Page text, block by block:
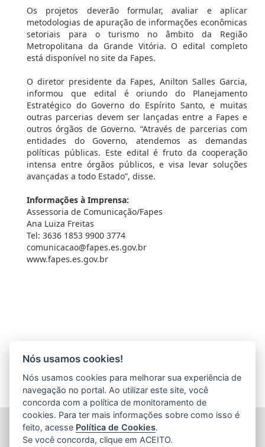
Os projetos deverão formular, avaliar e aplicar
metodologias de apuração de informações econômicas
setoriais para o turismo no âmbito da Região
Metropolitana da Grande Vitória. O edital completo
está disponível no site da Fapes.
O diretor presidente da Fapes, Anilton Salles Garcia,
informou que edital é oriundo do Planejamento
Estratégico do Governo do Espírito Santo, e muitas
outras parcerias devem ser lançadas entre a Fapes e
outros órgãos de Governo. “Através de parcerias com
entidades do Governo, atendemos as demandas
políticas públicas. Este edital é fruto da cooperação
intensa entre órgãos públicos, e visa levar soluções
avançadas a todo Estado”, disse.
Informações à Imprensa:
Assessoria de Comunicação/Fapes
Ana Luiza Freitas
Tel: 3636 1853 9900 3774
comunicacao@fapes.es.gov.br
www.fapes.es.gov.br
FUNDAÇÃO DE AMPARO À PESQUISA E INOVAÇÃO DO
ESPÍRITO SANTO (FAPES)
Nós usamos cookies!
Nós usamos cookies para melhorar sua experiência de
navegação no portal. Ao utilizar este site, você
concorda com a política de monitoramento de
cookies. Para ter mais informações sobre como isso é
feito, acesse Política de Cookies.
Se você concorda, clique em ACEITO.